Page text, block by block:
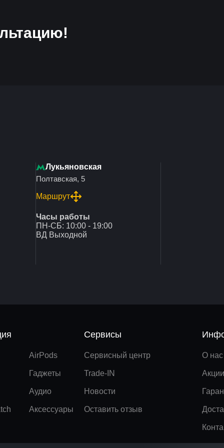
Лукьяновская
Полтавская, 5
Маршрут
Часы работы
ПН-СБ: 10:00 - 19:00
ВД Выходной
AirPods
Гаджеты
Аудио
Аксессуары
Сервисы
Сервисный центр
Trade-IN
Новости
Оставить отзыв
О нас
Акции